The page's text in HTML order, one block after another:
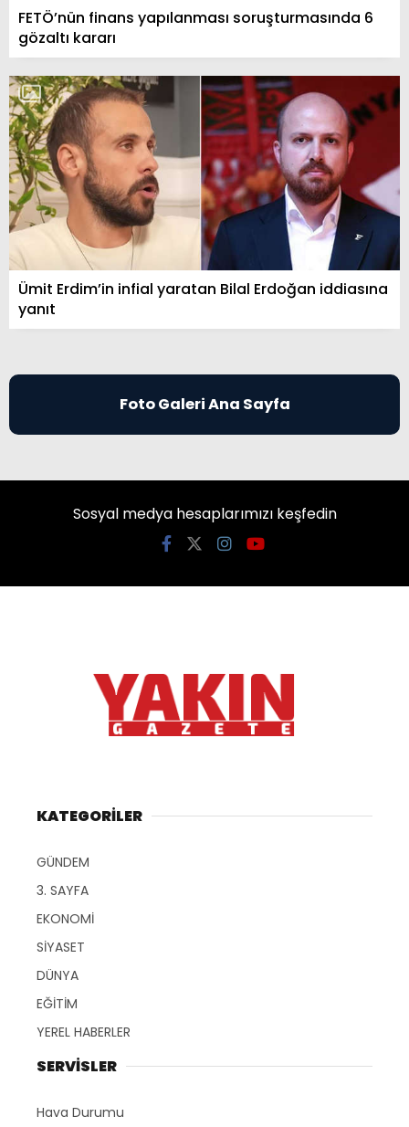
FETÖ’nün finans yapılanması soruşturmasında 6
gözaltı kararı
Ümit Erdim’in infial yaratan Bilal Erdoğan iddiasına
yanıt
Foto Galeri Ana Sayfa
Sosyal medya hesaplarımızı keşfedin
KATEGORİLER
GÜNDEM
3. SAYFA
EKONOMİ
SİYASET
DÜNYA
EĞİTİM
YEREL HABERLER
SERVİSLER
Hava Durumu